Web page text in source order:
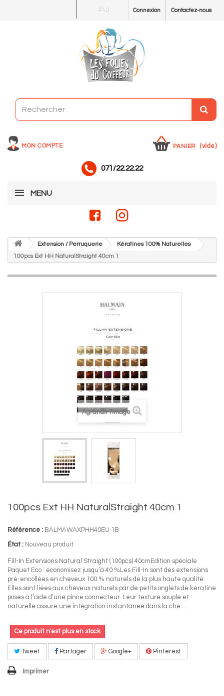
Contactez-nous
Connexion
Blog
MON COMPTE PANIER (vide)
071/22.22.22
MENU
Extension / Perruquerie
Kératines 100% Naturelles
100pcs Ext HH NaturalStraight 40cm 1
Agrandir l'image
100pcs Ext HH NaturalStraight 40cm 1
Référence : BALMAWAXPHH40EU 1B
État : Nouveau produit
Fill-In Extensions Natural Straight (100pcs) 40cmEdition spéciale
Paquet Eco : économisez jusqu’à 40 %Les Fill-In sont des extensions
pré-encollées en cheveux 100 % naturels de la plus haute qualité.
Elles sont liées aux cheveux naturels par de petits onglets de kératine
posés à l’aide d’une pince connecteur. Leur texture souple et
naturelle assure une intégration instantanée dans la che...
Ce produit n'est plus en stock
Tweet Partager Google+ Pinterest
Imprimer